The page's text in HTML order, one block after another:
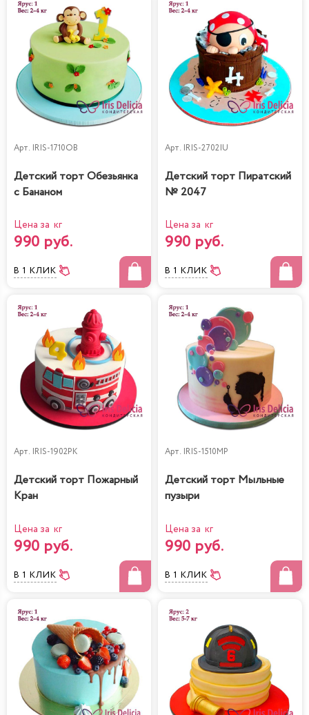
Арт. IRIS-1710OB
Детский торт Обезьянка
с Бананом
Цена за кг
990 руб.
В 1 КЛИК
Арт. IRIS-2702IU
Детский торт Пиратский
№ 2047
Цена за кг
990 руб.
В 1 КЛИК
Арт. IRIS-1902PK
Детский торт Пожарный
Кран
Цена за кг
990 руб.
В 1 КЛИК
Арт. IRIS-1510MP
Детский торт Мыльные
пузыри
Цена за кг
990 руб.
В 1 КЛИК